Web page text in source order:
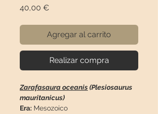
40,00 €
Agregar al carrito
Realizar compra
Zarafasaura oceanis(Plesiosaurus
mauritanicus)
Era: Mesozoico